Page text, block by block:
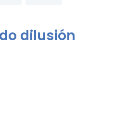
dilusión